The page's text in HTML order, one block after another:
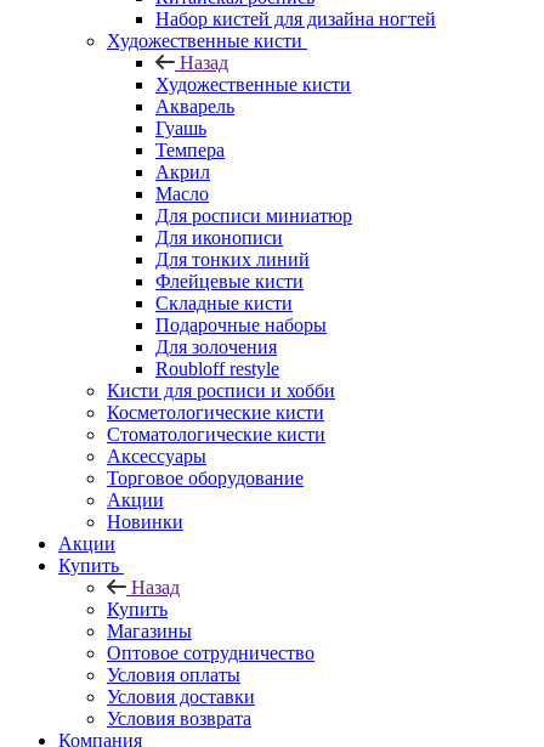
Набор кистей для дизайна ногтей
Художественные кисти
Назад
Художественные кисти
Акварель
Гуашь
Темпера
Акрил
Масло
Для росписи миниатюр
Для иконописи
Для тонких линий
Флейцевые кисти
Складные кисти
Подарочные наборы
Для золочения
Roubloff restyle
Кисти для росписи и хобби
Косметологические кисти
Стоматологические кисти
Аксессуары
Торговое оборудование
Акции
Новинки
Акции
Купить
Назад
Купить
Магазины
Оптовое сотрудничество
Условия оплаты
Условия доставки
Условия возврата
Компания